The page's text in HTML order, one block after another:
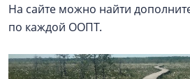
На сайте можно найти
по каждой ООПТ.